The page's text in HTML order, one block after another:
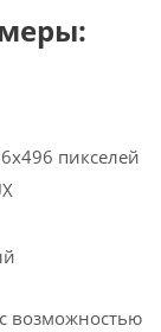
пикселей
возможностью